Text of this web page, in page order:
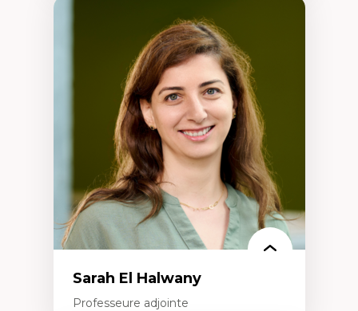
Fragmentation des auditoires médiatiques
Analyse multi-plateforme des auditoires
médiatiques
Analyse des comportements numériques à
travers les données massives et l’IA
Recherche quantitative et qualitative sur
les auditoires médiatiques
Épistémologie des techniques de recherche
numérique et l’IA
Théorie des droits de la personne
La pensée politique d’Hannah Arendt
La pensée politique à l’ère numérique
Justice internationale et normes
internationales
Sarah El Halwany
Professeure adjointe